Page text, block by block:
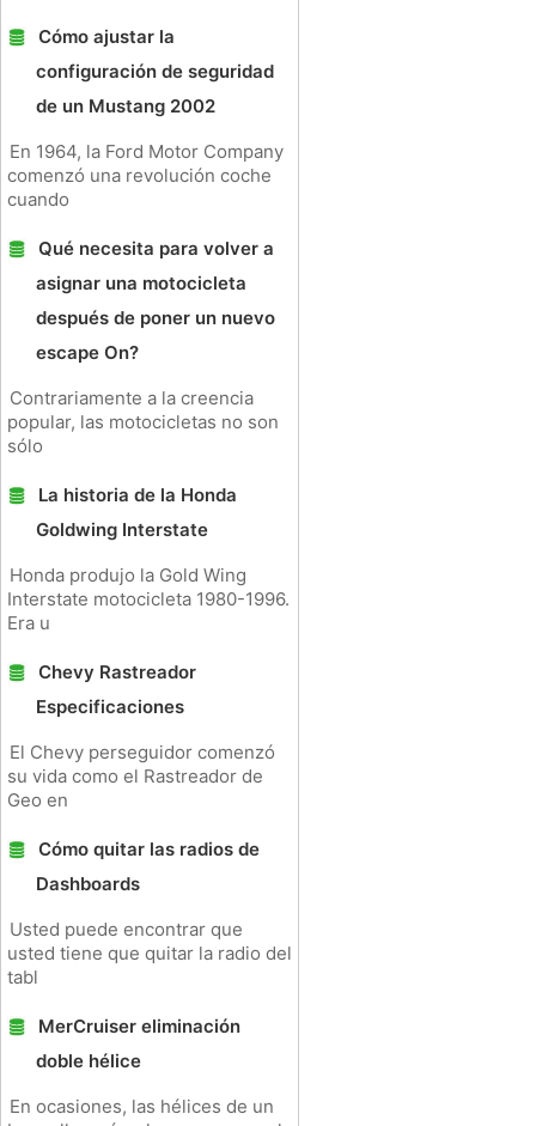
Cómo ajustar la
configuración de seguridad
de un Mustang 2002
En 1964, la Ford Motor Company
comenzó una revolución coche
cuando
Qué necesita para volver a
asignar una motocicleta
después de poner un nuevo
escape On?
Contrariamente a la creencia
popular, las motocicletas no son
sólo
La historia de la Honda
Goldwing Interstate
Honda produjo la Gold Wing
Interstate motocicleta 1980-1996.
Era u
Chevy Rastreador
Especificaciones
El Chevy perseguidor comenzó
su vida como el Rastreador de
Geo en
Cómo quitar las radios de
Dashboards
Usted puede encontrar que
usted tiene que quitar la radio del
tabl
MerCruiser eliminación
doble hélice
En ocasiones, las hélices de un